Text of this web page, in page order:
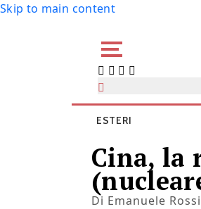
Skip to main content
ESTERI
Cina, la
Di Emanuele Rossi